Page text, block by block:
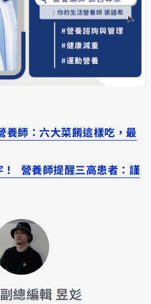
養師：六大菜餚這樣吃，最
！ 營養師提醒三高患者：謹
總編輯 昱彣